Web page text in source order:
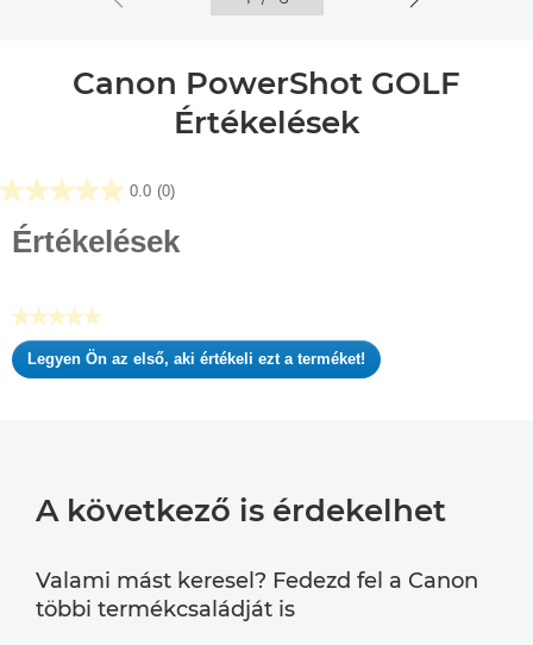
Canon PowerShot GOLF
Értékelések
0.0 (0)
0.0
elérhető
Értékelések
★★★★★
Nincs
értékelési
Legyen Ön az első, aki értékeli ezt a terméket!
.
nyitni
párbeszédpanelt.
A következő is érdekelhet
Valami mást keresel? Fedezd fel a Canon
többi termékcsaládját is